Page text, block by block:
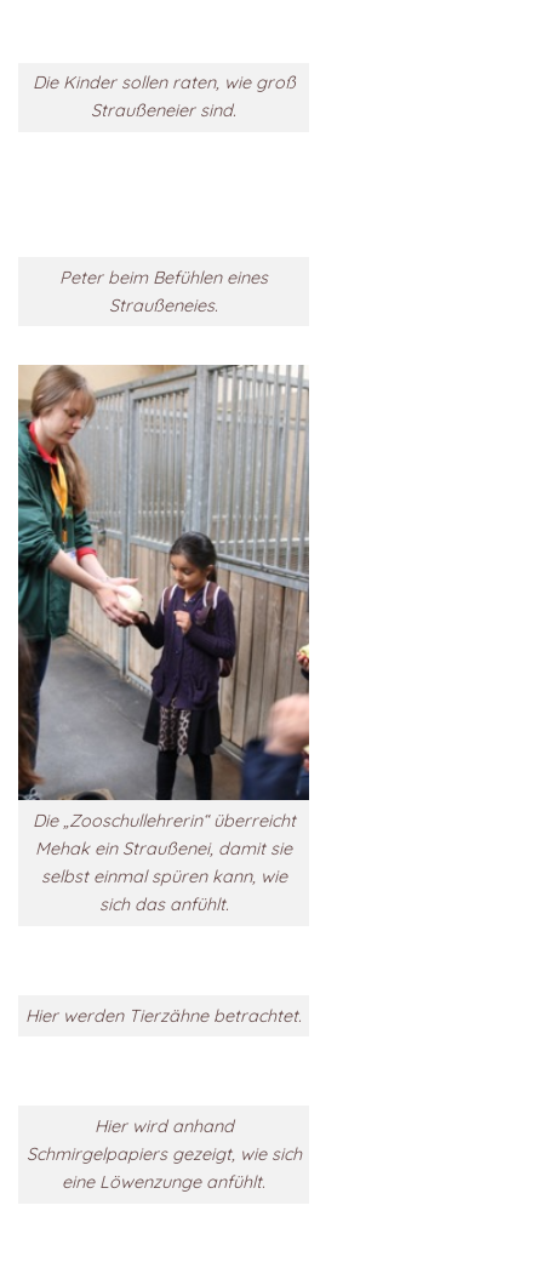
Die Kinder sollen raten, wie groß
Straußeneier sind.
Peter beim Befühlen eines
Straußeneies.
Die „Zooschullehrerin“ überreicht
Mehak ein Straußenei, damit sie
selbst einmal spüren kann, wie
sich das anfühlt.
Hier werden Tierzähne betrachtet.
Hier wird anhand
Schmirgelpapiers gezeigt, wie sich
eine Löwenzunge anfühlt.